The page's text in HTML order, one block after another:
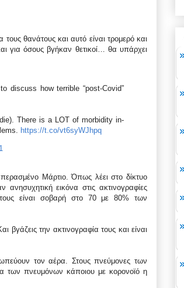
θανάτους και αυτό είναι τρομερό και
για όσους βγήκαν θετικοί… θα υπάρχει
discuss how terrible “post-Covid”
There is a LOT of morbidity in-
https://t.co/vt6syWJhpq
περασμένο Μάρτιο. Όπως λέει στο δίκτυο
εικόνα στις ακτινογραφίες
είναι σοβαρή στο 70 με 80% των
την ακτινογραφία τους και είναι
τον αέρα. Στους πνεύμονες των
των πνευμόνων κάποιου με κορονοϊό η